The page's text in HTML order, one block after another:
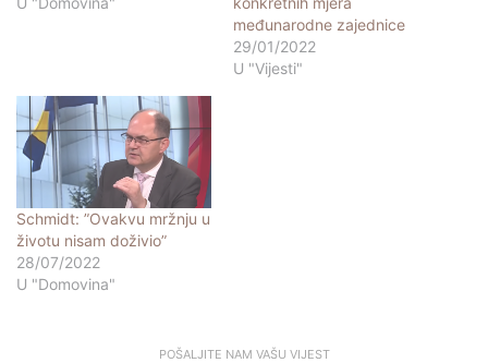
međunarodne zajednice
29/01/2022
U "Vijesti"
Schmidt: ”Ovakvu mržnju u
životu nisam doživio”
28/07/2022
U "Domovina"
POŠALJITE NAM VAŠU VIJEST